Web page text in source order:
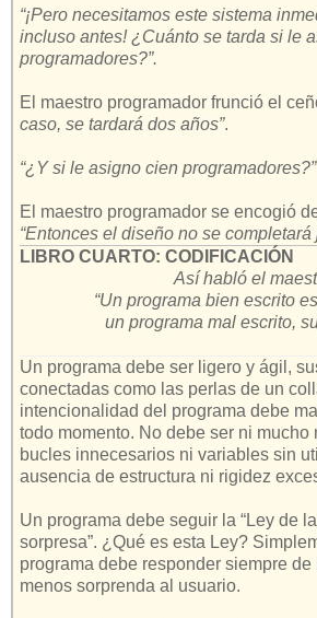
“¡Pero necesitamos este sistema
incluso antes! ¿Cuánto se tarda si le
programadores?”.
El maestro programador frunció el
caso, se tardará dos años”.
“¿Y si le asigno cien programadores?”
El maestro programador se encogió
“Entonces el diseño no se completará
LIBRO CUARTO: CODIFICACIÓN
Así habló el
“Un programa bien escrito
un programa mal escrito,
Un programa debe ser ligero y ágil,
conectadas como las perlas de un
intencionalidad del programa debe
todo momento. No debe ser ni mucho
bucles innecesarios ni variables sin
ausencia de estructura ni rigidez
Un programa debe seguir la “Ley de
sorpresa”. ¿Qué es esta Ley?
programa debe responder siempre de
menos sorprenda al usuario.